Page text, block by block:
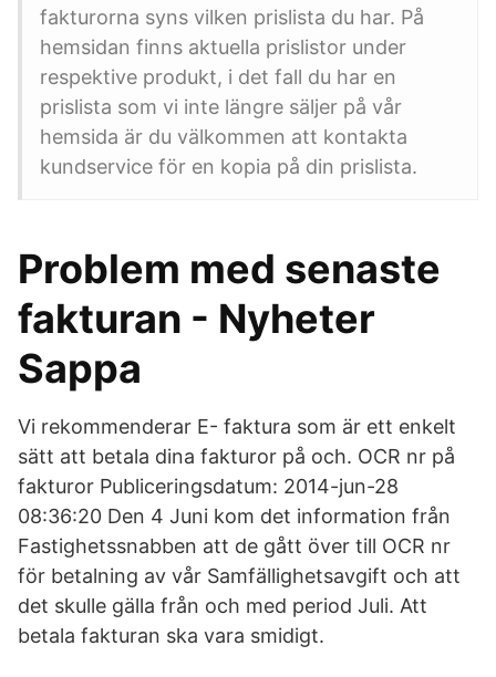
fakturorna syns vilken prislista du har. På
hemsidan finns aktuella prislistor under
respektive produkt, i det fall du har en
prislista som vi inte längre säljer på vår
hemsida är du välkommen att kontakta
kundservice för en kopia på din prislista.
Problem med senaste
fakturan - Nyheter
Sappa
Vi rekommenderar E- faktura som är ett enkelt
sätt att betala dina fakturor på och. OCR nr på
fakturor Publiceringsdatum: 2014-jun-28
08:36:20 Den 4 Juni kom det information från
Fastighetssnabben att de gått över till OCR nr
för betalning av vår Samfällighetsavgift och att
det skulle gälla från och med period Juli. Att
betala fakturan ska vara smidigt.